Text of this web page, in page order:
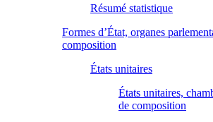
Résumé statistique
Formes d’État, organes
composition
États unitaires
États unitaires,
de composition